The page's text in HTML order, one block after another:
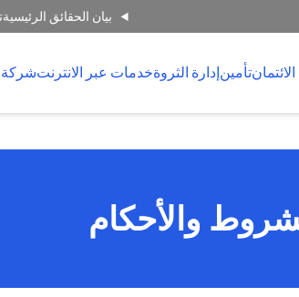
بيان الحقائق الرئيسية
تأمينإدارة الثروةخدمات عبر الانترنتشركة
والأحكام